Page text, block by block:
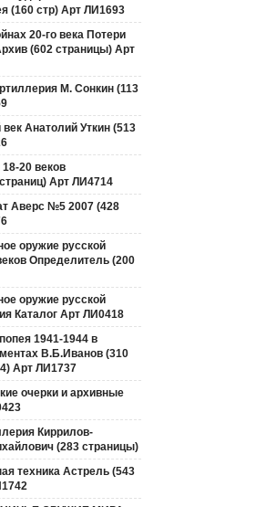
(160 стр) Арт ЛИ1693
20-го века Потери
(602 страницы) Арт
М. Сонкин (113
Анатолий Уткин (513
20 веков
Арт ЛИ4714
Аверс №5 2007 (428
оружие русской
Определитель (200
оружие русской
Каталог Арт ЛИ0418
1941-1944 в
В.Б.Иванов (310
Арт ЛИ1737
очерки и архивные
Киррилов-
(283 страницы)
техника Астрель (543